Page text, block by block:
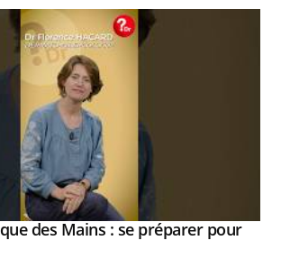
des Mains : se préparer pour